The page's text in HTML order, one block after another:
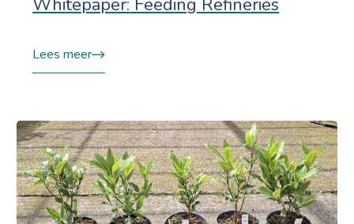
Whitepaper: Feeding Refineries
Lees meer